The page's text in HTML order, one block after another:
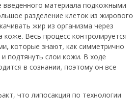
введенного материала подкожными
разделение клеток из жирового
жир из организма через
коже. Весь процесс контролируется
которые знают, как симметрично
подтянуть слои кожи. В ходе
в сознании, поэтому он все
что липосакция по технологии